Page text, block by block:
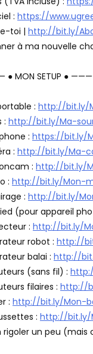
: https://
toi | http://bit.ly/
à ma nouvelle
MON SETUP ●
: http://bit.ly/
: http://bit.ly/Ma-
: https://bit.ly/
: http://bit.ly/Ma-
: http://bit.ly/
: http://bit.ly/Mon-
: http://bit.ly/
(pour appareil
: http://bit.ly/
robot : http://
balai : http://
(sans fil) :
filaires : http://
: http://bit.ly/Mon-
: http://bit.ly/
rigoler un peu (mais